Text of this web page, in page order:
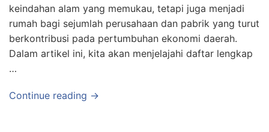
keindahan alam yang memukau, tetapi juga menjadi
rumah bagi sejumlah perusahaan dan pabrik yang turut
berkontribusi pada pertumbuhan ekonomi daerah.
Dalam artikel ini, kita akan menjelajahi daftar lengkap
…
Continue reading →